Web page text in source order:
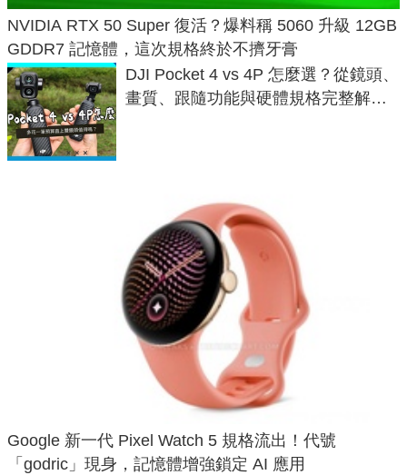
NVIDIA RTX 50 Super 復活？爆料稱 5060 升級 12GB
GDDR7 記憶體，這次規格終於不擠牙膏
DJI Pocket 4 vs 4P 怎麼選？從鏡頭、
畫質、跟隨功能與硬體規格完整解
Google 新一代 Pixel Watch 5 規格流出！代號
「godric」現身，記憶體增強鎖定 AI 應用